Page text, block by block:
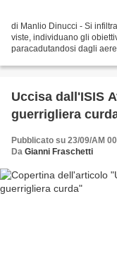
di Manlio Dinucci - Si
viste, individuano gli
paracadutandosi dagli
Uccisa dall'ISIS
guerrigliera
Pubblicato su 23/09/AM
Da Gianni Fraschetti